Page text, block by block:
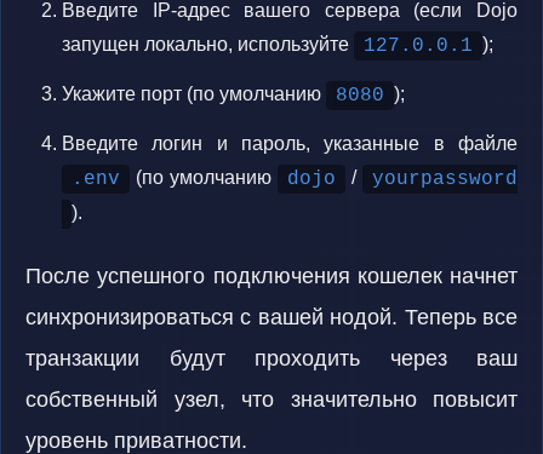
Введите IP-адрес вашего сервера (если Dojo
запущен локально, используйте
127.0.0.1 );
Укажите порт (по умолчанию 8080 );
Введите логин и пароль, указанные в файле
.env (по умолчанию dojo / yourpassword
).
После успешного подключения кошелек начнет
синхронизироваться с вашей нодой. Теперь все
транзакции будут проходить через ваш
собственный узел, что значительно повысит
уровень приватности.